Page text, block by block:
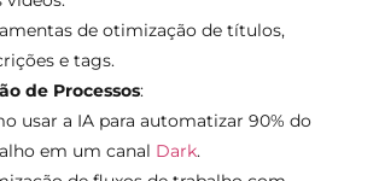
de otimização de títulos,
e tags.
de Processos:
usar a IA para automatizar 90% do
em um canal Dark.